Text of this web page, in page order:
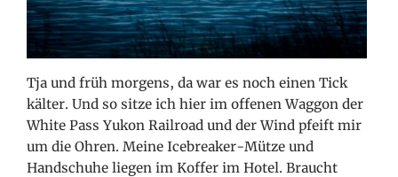
Tja und früh morgens, da war es noch einen Tick
kälter. Und so sitze ich hier im offenen Waggon der
White Pass Yukon Railroad und der Wind pfeift mir
um die Ohren. Meine Icebreaker-Mütze und
Handschuhe liegen im Koffer im Hotel. Braucht